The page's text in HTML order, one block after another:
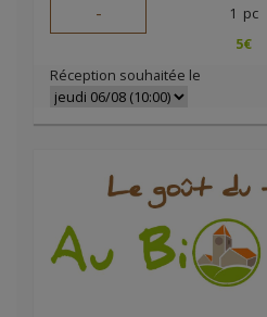
- 1 pc
5€
Réception souhaitée le